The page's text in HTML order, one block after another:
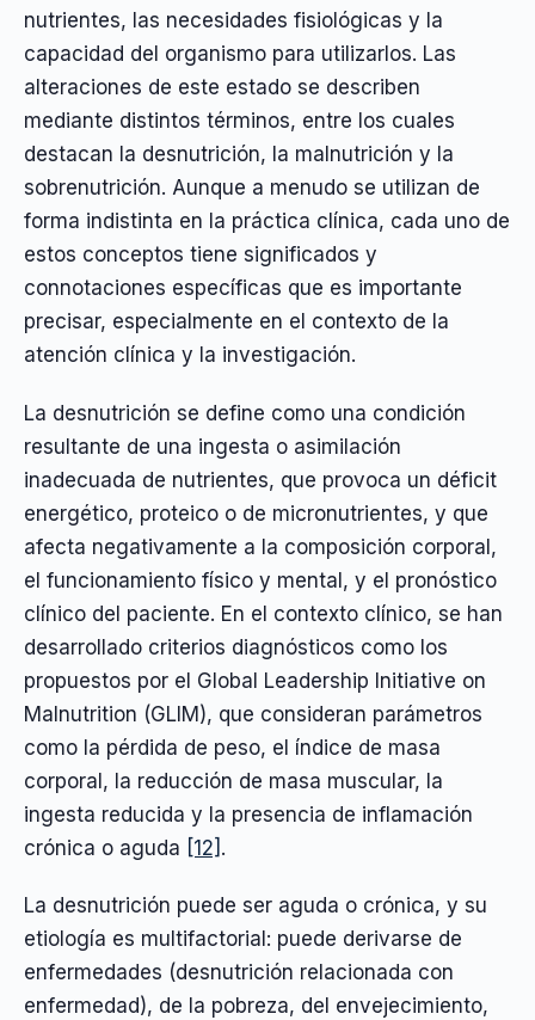
nutrientes, las necesidades fisiológicas y la
capacidad del organismo para utilizarlos. Las
alteraciones de este estado se describen
mediante distintos términos, entre los cuales
destacan la desnutrición, la malnutrición y la
sobrenutrición. Aunque a menudo se utilizan de
forma indistinta en la práctica clínica, cada uno de
estos conceptos tiene significados y
connotaciones específicas que es importante
precisar, especialmente en el contexto de la
atención clínica y la investigación.
La desnutrición se define como una condición
resultante de una ingesta o asimilación
inadecuada de nutrientes, que provoca un déficit
energético, proteico o de micronutrientes, y que
afecta negativamente a la composición corporal,
el funcionamiento físico y mental, y el pronóstico
clínico del paciente. En el contexto clínico, se han
desarrollado criterios diagnósticos como los
propuestos por el Global Leadership Initiative on
Malnutrition (GLIM), que consideran parámetros
como la pérdida de peso, el índice de masa
corporal, la reducción de masa muscular, la
ingesta reducida y la presencia de inflamación
crónica o aguda [12] .
La desnutrición puede ser aguda o crónica, y su
etiología es multifactorial: puede derivarse de
enfermedades (desnutrición relacionada con
enfermedad), de la pobreza, del envejecimiento,